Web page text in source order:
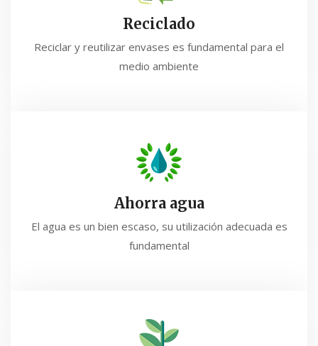
Reciclado
Reciclar y reutilizar envases es fundamental para el
medio ambiente
Ahorra agua
El agua es un bien escaso, su utilización adecuada es
fundamental